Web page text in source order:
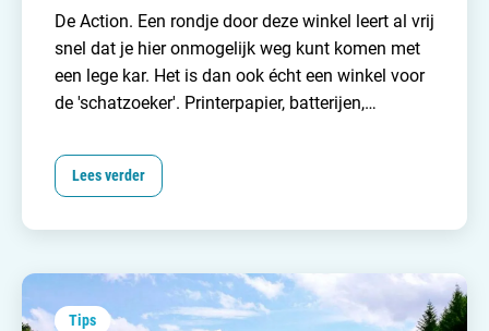
De Action. Een rondje door deze winkel leert al vrij
snel dat je hier onmogelijk weg kunt komen met
een lege kar. Het is dan ook écht een winkel voor
de 'schatzoeker'. Printerpapier, batterijen,
Kerstversiering, schroeven, speelgoed en nog heel
veel meer!Budgetketen de Action heeft voor een
kampeerspullen bij de Action.
Lees verder
Tips